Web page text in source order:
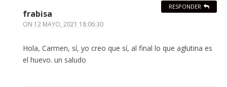
frabisa
ON 12 MAYO, 2021 18:06:30
Hola, Carmen, sí, yo creo que sí, al final lo que aglutina es
el huevo. un saludo
RESPONDER